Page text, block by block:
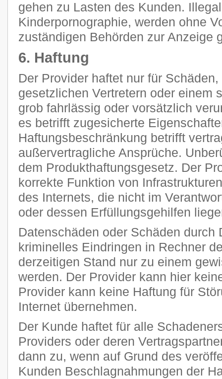
gehen zu Lasten des Kunden.
Kinderpornographie, werden ohne
zuständigen Behörden zur Anzeige
6. Haftung
Der Provider haftet nur für
gesetzlichen Vertretern oder einem
grob fahrlässig oder vorsätzlich
es betrifft zugesicherte
Haftungsbeschränkung betrifft
außervertragliche Ansprüche.
dem Produkthaftungsgesetz. Der
korrekte Funktion von
des Internets, die nicht im
oder dessen Erfüllungsgehilfen
Datenschäden oder Schäden durch
kriminelles Eindringen in Rechner
derzeitigen Stand nur zu einem
werden. Der Provider kann hier
Provider kann keine Haftung für
Internet übernehmen.
Der Kunde haftet für alle
Providers oder deren
dann zu, wenn auf Grund des
Kunden Beschlagnahmungen der